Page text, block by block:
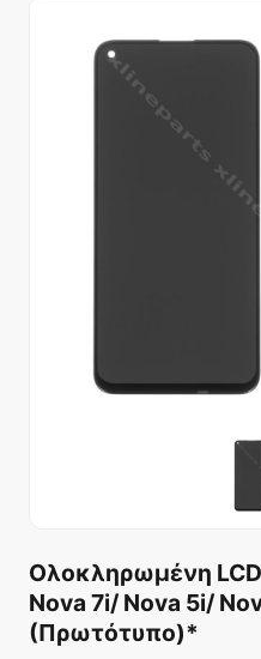
Ολοκληρωμένη
Nova 7i/ Nova 5i/
(Πρωτότυπο)*